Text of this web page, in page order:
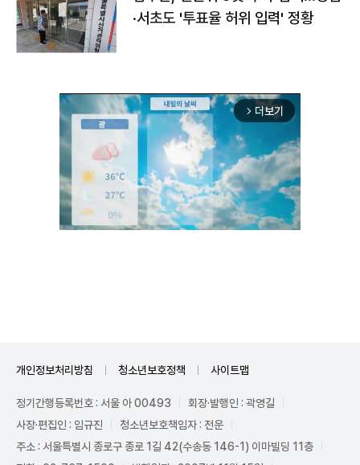
·서초도 '투표율 허위 입력' 정황
arrow_forward_ios 더보기
개인정보처리방침 청소년보호정책 사이트맵
정기간행등록번호 : 서울 아 00493
회장·발행인 : 곽영길
사장·편집인 : 임규진
청소년보호책임자 : 전운
주소 : 서울특별시 종로구 종로 1길 42(수송동 146-1) 이마빌딩 11층